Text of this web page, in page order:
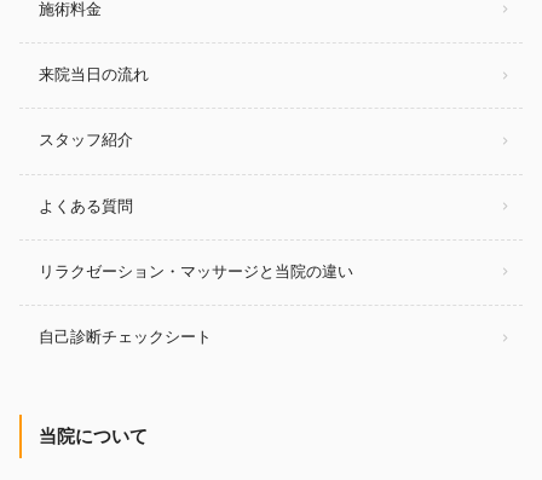
施術料金
来院当日の流れ
スタッフ紹介
よくある質問
リラクゼーション・マッサージと当院の違い
自己診断チェックシート
当院について